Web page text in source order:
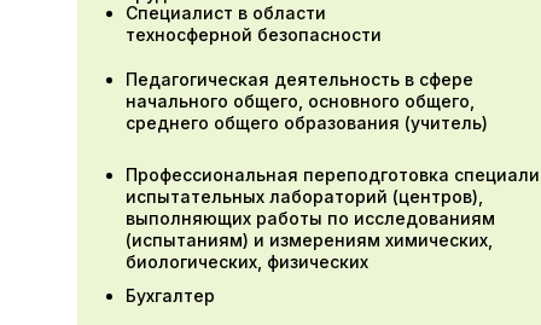
Специалист в области
техносферной безопасности
Педагогическая деятельность в сфере
начального общего, основного общего,
среднего общего образования (учитель)
Профессиональная переподготовка
испытательных лабораторий (центров),
выполняющих работы по исследованиям
(испытаниям) и измерениям химических,
биологических, физических
Бухгалтер